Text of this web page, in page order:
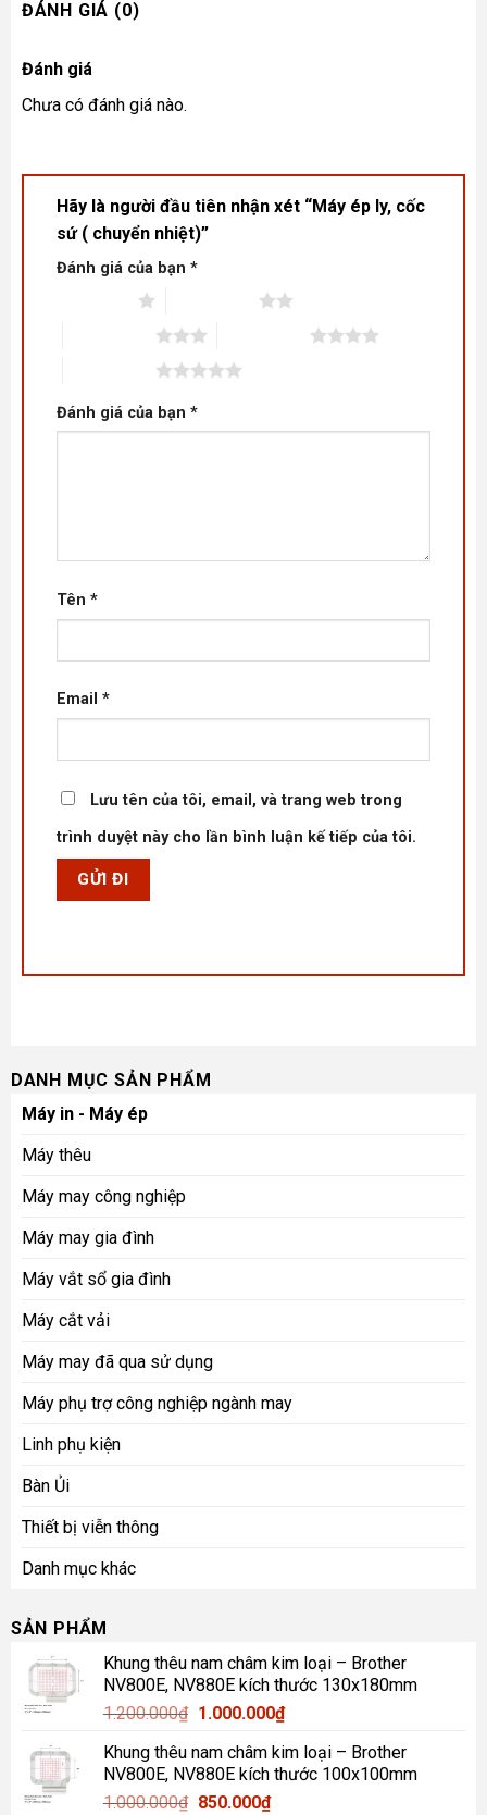
ĐÁNH GIÁ (0)
Đánh giá
Chưa có đánh giá nào.
Hãy là người đầu tiên nhận xét “Máy ép ly, cốc
sứ ( chuyển nhiệt)”
Đánh giá của bạn *
Đánh giá của bạn *
Tên *
Email *
Lưu tên của tôi, email, và trang web trong
trình duyệt này cho lần bình luận kế tiếp của tôi.
DANH MỤC SẢN PHẨM
Máy in - Máy ép
Máy thêu
Máy may công nghiệp
Máy may gia đình
Máy vắt sổ gia đình
Máy cắt vải
Máy may đã qua sử dụng
Máy phụ trợ công nghiệp ngành may
Linh phụ kiện
Bàn Ủi
Thiết bị viễn thông
Danh mục khác
SẢN PHẨM
Khung thêu nam châm kim loại – Brother
NV800E, NV880E kích thước 130x180mm
1.200.000₫ Giá
là:
1.200.000₫.
1.000.000₫Giá
tại
là:
Khung thêu nam châm kim loại – Brother
NV800E, NV880E kích thước 100x100mm
1.000.000₫ Giá
850.000₫Giá